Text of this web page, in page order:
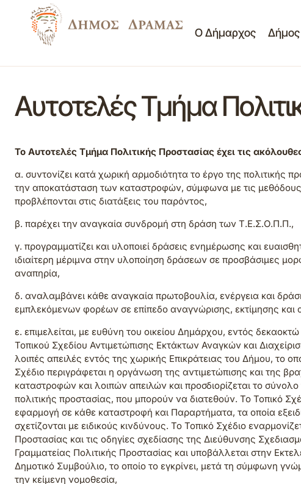
Ο Δήμαρχος
Αυτοτελές Τμήμα
Το Αυτοτελές Τμήμα Πολιτικής Προστασίας έχει τις
α. συντονίζει κατά χωρική αρμοδιότητα το έργο της πολιτικής
την αποκατάσταση των καταστροφών, σύμφωνα με τις
προβλέπονται στις διατάξεις του παρόντος,
β. παρέχει την αναγκαία συνδρομή στη δράση των Τ.Ε.Σ.Ο.Π.Π.,
γ. προγραμματίζει και υλοποιεί δράσεις ενημέρωσης και
ιδιαίτερη μέριμνα στην υλοποίηση δράσεων σε προσβάσιμες
αναπηρία,
δ. αναλαμβάνει κάθε αναγκαία πρωτοβουλία, ενέργεια και
εμπλεκόμενων φορέων σε επίπεδο αναγνώρισης, εκτίμησης
ε. επιμελείται, με ευθύνη του οικείου Δημάρχου, εντός
Τοπικού Σχεδίου Αντιμετώπισης Εκτάκτων Αναγκών και
λοιπές απειλές εντός της χωρικής Επικράτειας του Δήμου, το
Σχέδιο περιγράφεται η οργάνωση της αντιμετώπισης και της
καταστροφών και λοιπών απειλών και προσδιορίζεται το
πολιτικής προστασίας, που μπορούν να διατεθούν. Το Τοπικό
εφαρμογή σε κάθε καταστροφή και Παραρτήματα, τα οποία
σχετίζονται με ειδικούς κινδύνους. Το Τοπικό Σχέδιο
Προστασίας και τις οδηγίες σχεδίασης της Διεύθυνσης
Γραμματείας Πολιτικής Προστασίας και υποβάλλεται στην
Δημοτικό Συμβούλιο, το οποίο το εγκρίνει, μετά τη σύμφωνη
την κείμενη νομοθεσία,